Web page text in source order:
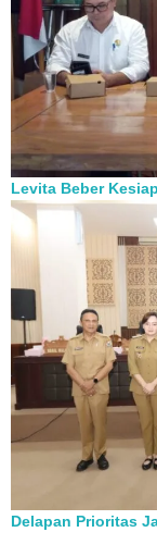
Levita Beber
Delapan Prioritas